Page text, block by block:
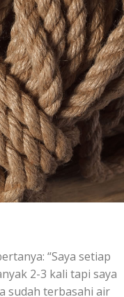
“Saya setiap
2-3 kali tapi saya
sudah terbasahi air